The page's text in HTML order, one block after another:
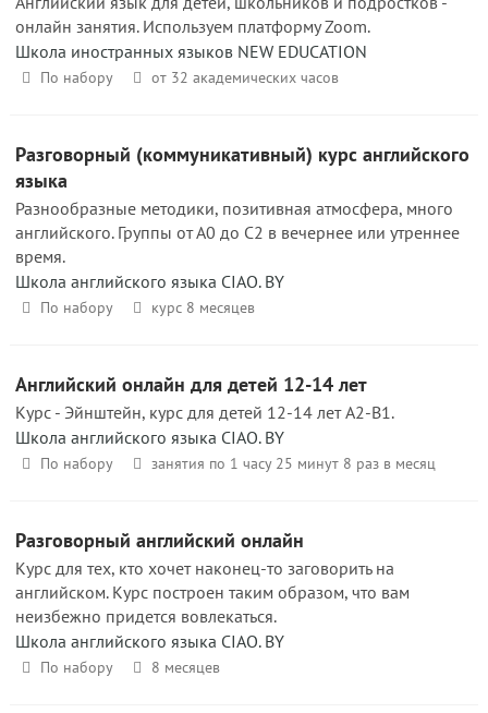
онлайн занятия. Используем платформу Zoom.
Школа иностранных языков NEW EDUCATION
По набору от 32 академических часов
Разговорный (коммуникативный) курс английского
языка
Разнообразные методики, позитивная атмосфера, много
английского. Группы от А0 до С2 в вечернее или утреннее
время.
Школа английского языка CIAO. BY
По набору курс 8 месяцев
Английский онлайн для детей 12-14 лет
Курс - Эйнштейн, курс для детей 12-14 лет A2-B1.
Школа английского языка CIAO. BY
По набору занятия по 1 часу 25 минут 8 раз в месяц
Разговорный английский онлайн
Курс для тех, кто хочет наконец-то заговорить на
английском. Курс построен таким образом, что вам
неизбежно придется вовлекаться.
Школа английского языка CIAO. BY
По набору 8 месяцев